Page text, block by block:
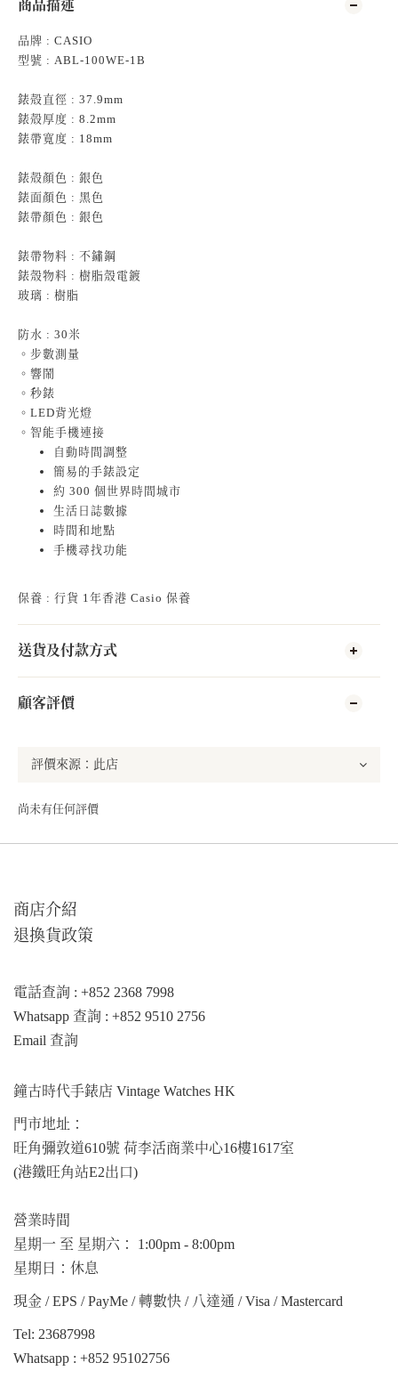
商品描述
品牌 : CASIO
型號 : ABL-100WE-1B
錶殻直徑 : 37.9mm
錶殻厚度 : 8.2mm
錶帶寬度 : 18mm
錶殻顏色 : 銀色
錶面顏色 : 黑色
錶帶顏色 : 銀色
錶帶物料 : 不鏽鋼
錶殼物料 : 樹脂殼電鍍
玻璃 : 樹脂
防水 : 30米
。步數測量
。響鬧
。秒錶
。LED背光燈
。智能手機連接
自動時間調整
簡易的手錶設定
約 300 個世界時間城市
生活日誌數據
時間和地點
手機尋找功能
保養 : 行貨 1年香港 Casio 保養
送貨及付款方式
顧客評價
尚未有任何評價
商店介紹
退換貨政策
電話查詢 : +852 2368 7998
Whatsapp 查詢 : +852 9510 2756
Email 查詢
鐘古時代手錶店 Vintage Watches HK
門市地址：
旺角彌敦道610號 荷李活商業中心16樓1617室
(港鐵旺角站E2出口)
營業時間
星期一 至 星期六： 1:00pm - 8:00pm
星期日：休息
現金 / EPS / PayMe / 轉數快 / 八達通 / Visa / Mastercard
Tel: 23687998
Whatsapp : +852 95102756